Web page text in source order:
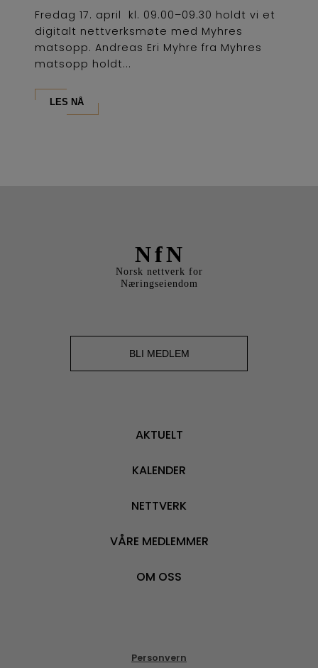
Fredag 17. april kl. 09.00–09.30 holdt vi et
digitalt nettverksmøte med Myhres
matsopp. Andreas Eri Myhre fra Myhres
matsopp holdt...
LES NÅ
NfN
Norsk nettverk for
Næringseiendom
BLI MEDLEM
AKTUELT
KALENDER
NETTVERK
VÅRE MEDLEMMER
OM OSS
Personvern